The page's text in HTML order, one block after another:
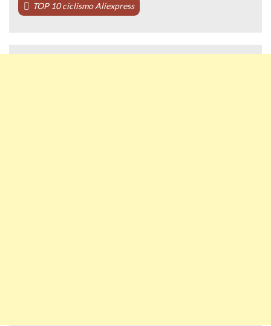
TOP 10 ciclismo Aliexpress